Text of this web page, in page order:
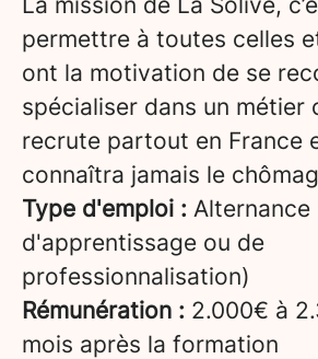
permettre à toutes celles
ont la motivation de se
spécialiser dans un métier
recrute partout en France
connaîtra jamais le
Type d'emploi :
d'apprentissage ou de
professionnalisation)
Rémunération : 2.000€ à
mois après la formation